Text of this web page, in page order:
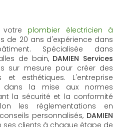
votre plombier électricien à
de 20 ans d'expérience dans
Spécialisée dans
de bain, DAMIEN Services
sur mesure pour créer des
et esthétiques. L'entreprise
dans la mise aux normes
la sécurité et la conformité
les réglementations en
personnalisés, DAMIEN
clients à chaque étape de